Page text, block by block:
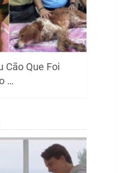
Cão Que Foi
…